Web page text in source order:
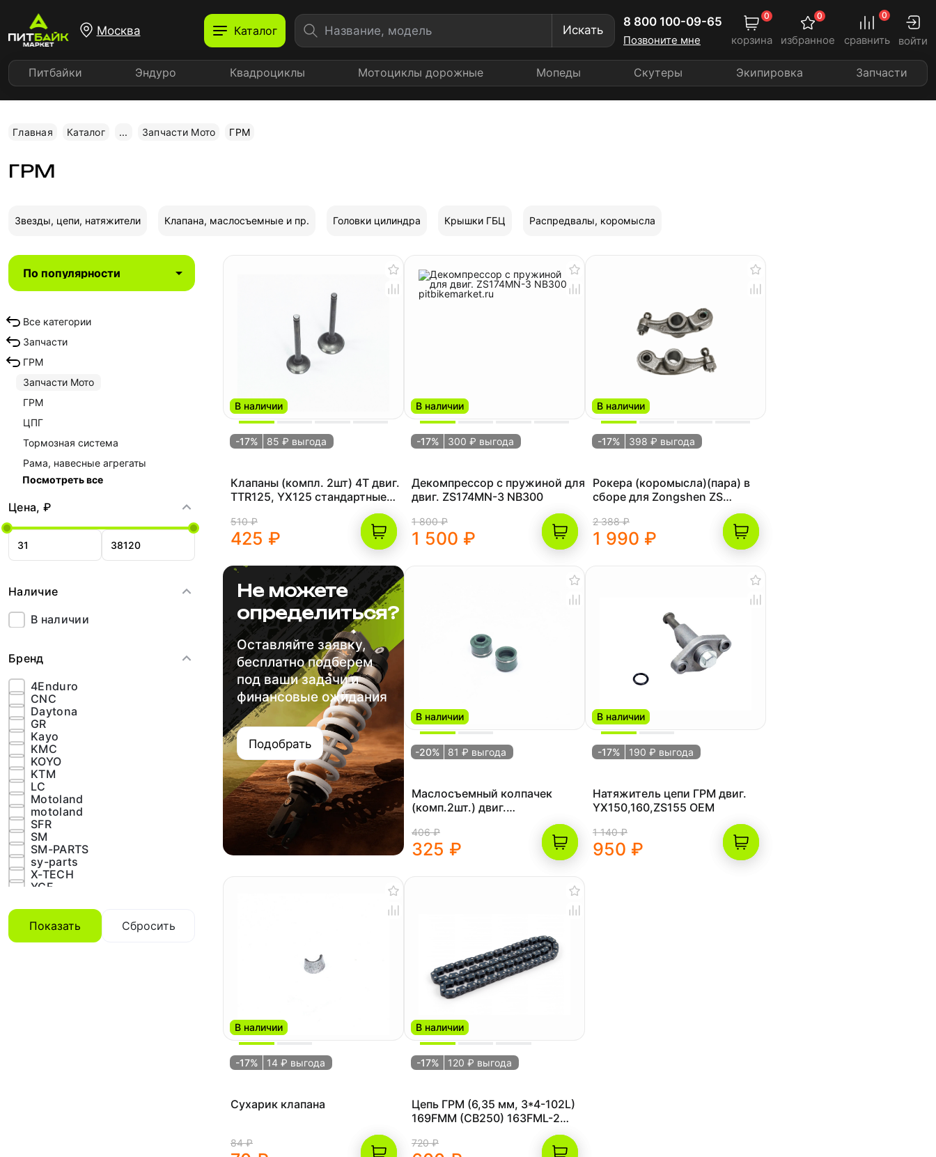
Москва Каталог Искать
8 800 100-09-65
Позвоните мне корзина
0
избранное
0
сравнить
0
войти
Питбайки Эндуро Квадроциклы Мотоциклы дорожные Мопеды Скутеры Экипировка Запчасти
Главная Каталог ... Запчасти Мото ГРМ
ГРМ
Звезды, цепи, натяжители Клапана, маслосъемные и пр. Головки цилиндра Крышки ГБЦ Распредвалы, коромысла
Все категории
Запчасти
ГРМ
Запчасти Мото
ГРМ
ЦПГ
Тормозная система
Рама, навесные агрегаты
Посмотреть все
Цена, ₽
Наличие
В наличии
Бренд
4Enduro
CNC
Daytona
GR
Kayo
KMC
KOYO
KTM
LC
Motoland
motoland
SFR
SM
SM-PARTS
sy-parts
X-TECH
YCF
YX
Zongshen
Показать Сбросить
В наличии
-17% 85 ₽ выгода
Клапаны (компл. 2шт) 4T двиг.
TTR125, YX125 стандартные
510 ₽
425 ₽
В наличии
-17% 300 ₽ выгода
Декомпрессор с пружиной для
двиг. ZS174MN-3 NB300
1 800 ₽
1 500 ₽
В наличии
-17% 398 ₽ выгода
Рокера (коромысла)(пара) в
сборе для Zongshen ZS
2 388 ₽
1 990 ₽
Не можете
определиться?
Оставляйте заявку,
бесплатно подберем
под ваши задачи и
финансовые ожидания
Подобрать
В наличии
-20% 81 ₽ выгода
Маслосъемный колпачек
(комп.2шт.) двиг.
ZS155,ZS190,ZS CB250D-G
(воздушный) OEM
406 ₽
325 ₽
В наличии
-17% 190 ₽ выгода
Натяжитель цепи ГРМ двиг.
YX150,160,ZS155 OEM
1 140 ₽
950 ₽
В наличии
-17% 14 ₽ выгода
Сухарик клапана
84 ₽
В наличии
-17% 120 ₽ выгода
Цепь ГРМ (6,35 мм, 3*4-102L)
169FMM (CB250) 163FML-2
(CB200-C) 165FML (CBB200)
720 ₽